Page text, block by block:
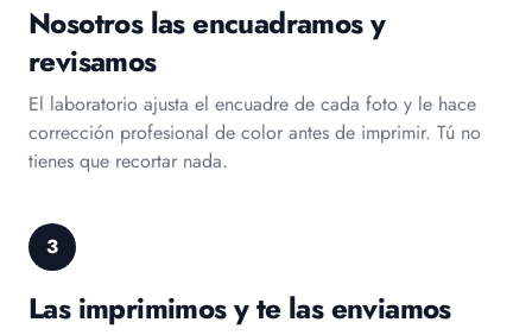
Nosotros las encuadramos y
revisamos
El laboratorio ajusta el encuadre de cada foto y le hace
corrección profesional de color antes de imprimir. Tú no
tienes que recortar nada.
3
Las imprimimos y te las enviamos